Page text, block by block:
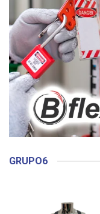
GRUPO6